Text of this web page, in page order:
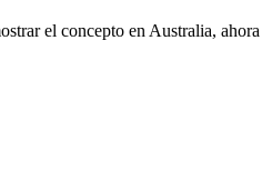
el concepto en Australia,